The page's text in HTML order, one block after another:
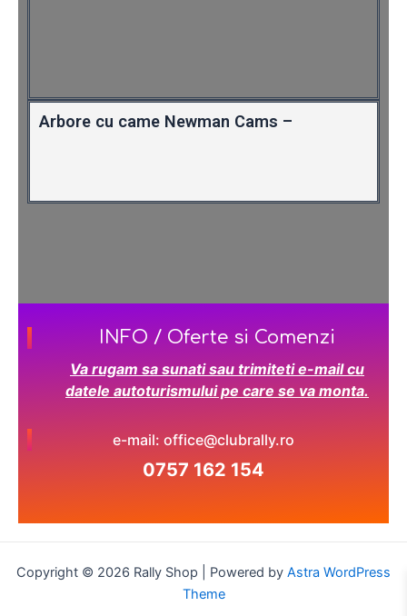
Arbore cu came Newman Cams –
INFO / Oferte si Comenzi
Va rugam sa sunati sau trimiteti e-mail cu
datele autoturismului pe care se va monta.
e-mail: office@clubrally.ro
0757 162 154
Copyright © 2026 Rally Shop | Powered by Astra WordPress
Theme